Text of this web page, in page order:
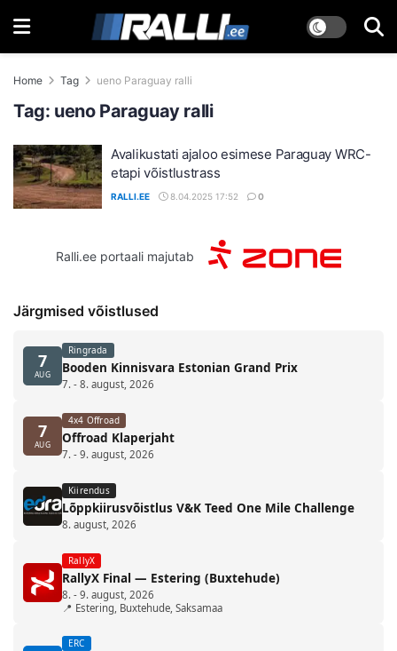
Home Tag ueno Paraguay ralli
Tag: ueno Paraguay ralli
Avalikustati ajaloo esimese Paraguay WRC-
etapi võistlustrass
RALLI.EE 8.04.2025 17:52 0
Ralli.ee portaali majutab
Järgmised võistlused
7
AUG
Ringrada
Booden Kinnisvara Estonian Grand Prix
7. - 8. august, 2026
7
AUG
4x4 Offroad
Offroad Klaperjaht
7. - 9. august, 2026
Kiirendus
Lõppkiirusvõistlus V&K Teed One Mile Challenge
8. august, 2026
RallyX
RallyX Final — Estering (Buxtehude)
8. - 9. august, 2026
📍 Estering, Buxtehude, Saksamaa
ERC